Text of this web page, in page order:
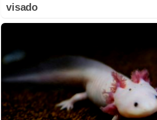
visado